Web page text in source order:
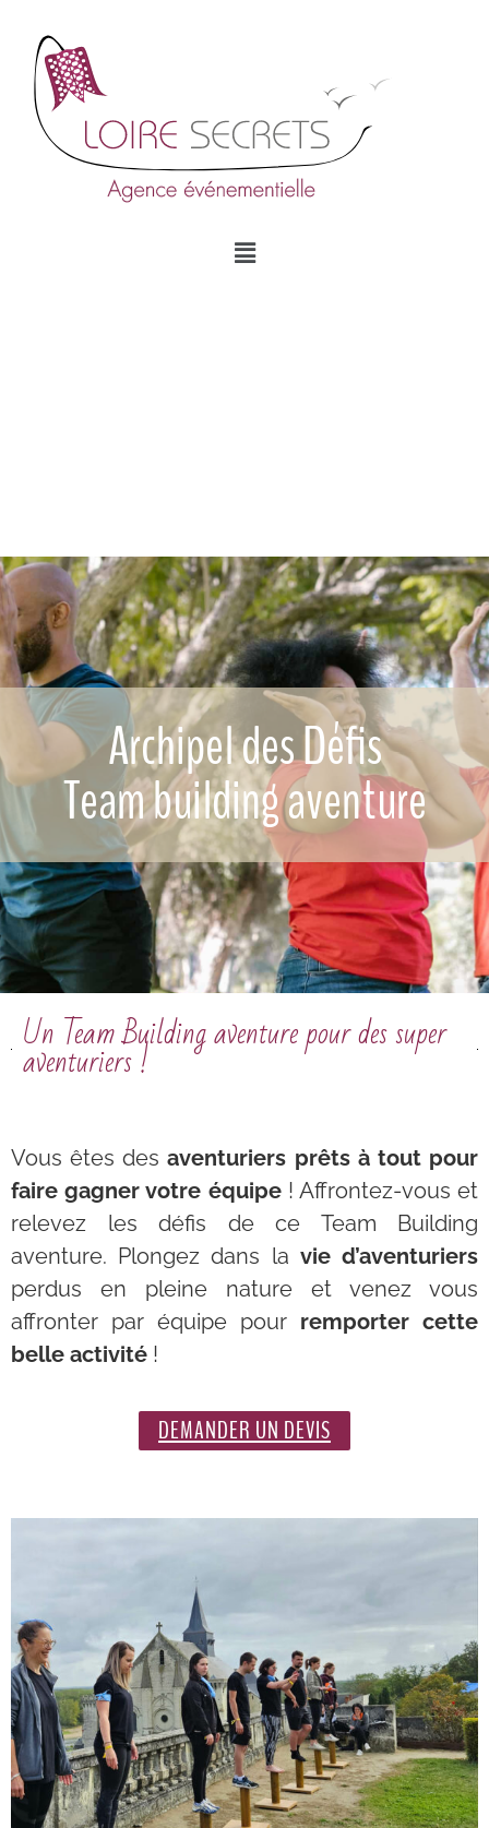
Archipel des Défis
Team building aventure
Un Team Building aventure pour des super
aventuriers !
Vous êtes desaventuriers prêts à tout pour
faire gagner votre équipe ! Affrontez-vous et
relevez les défis de ce Team Building
aventure. Plongez dans la vie d’aventuriers
perdus en pleine nature et venez vous
affronter par équipe pour remporter cette
belle activité !
DEMANDER UN DEVIS